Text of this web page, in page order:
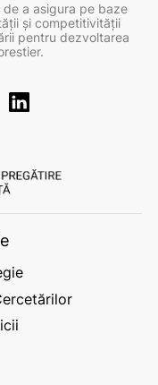
de a asigura pe baze
şi competitivităţii
pentru dezvoltarea